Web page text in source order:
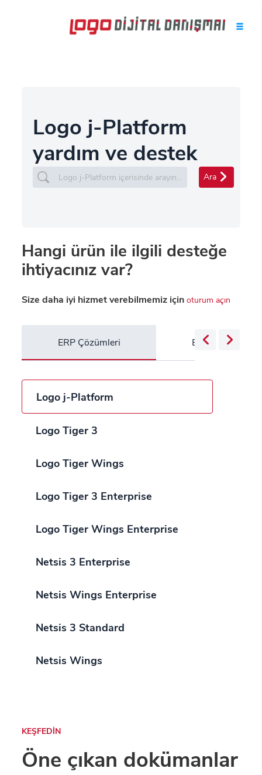
Logo j-Platform
yardım ve destek
Ara
Hangi ürün ile ilgili desteğe
ihtiyacınız var?
Size daha iyi hizmet verebilmemiz içinoturum açın
ERP Çözümleri Bulut Servisleri
Logo j-Platform
Logo Tiger 3
Logo Tiger Wings
Logo Tiger 3 Enterprise
Logo Tiger Wings Enterprise
Netsis 3 Enterprise
Netsis Wings Enterprise
Netsis 3 Standard
Netsis Wings
KEŞFEDİN
Öne çıkan dokümanlar